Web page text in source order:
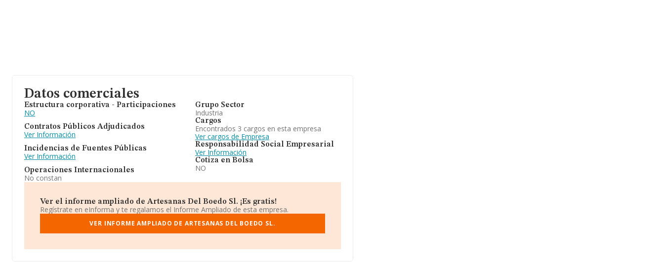
Datos comerciales
Estructura corporativa - Participaciones
NO
Contratos Públicos Adjudicados
Ver Información
Incidencias de Fuentes Públicas
Ver Información
Operaciones Internacionales
No constan
Grupo Sector
Industria
Cargos
Encontrados 3 cargos en esta empresa
Ver cargos de Empresa
Responsabilidad Social Empresarial
Ver Información
Cotiza en Bolsa
NO
Ver el informe ampliado de Artesanas Del Boedo Sl. ¡Es gratis!
Regístrate en eInforma y te regalamos el Informe Ampliado de esta empresa.
VER INFORME AMPLIADO DE ARTESANAS DEL BOEDO SL.